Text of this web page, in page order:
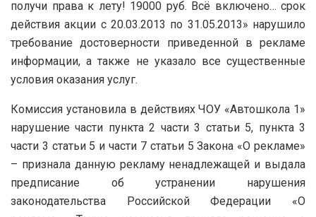
получи права к лету! 19000 руб. Всё включено… срок
действия акции с 20.03.2013 по 31.05.2013» нарушило
требование достоверности приведенной в рекламе
информации, а также не указало все существенные
условия оказания услуг.
Комиссия установила в действиях ЧОУ «Автошкола 1»
нарушение части пункта 2 части 3 статьи 5, пункта 3
части 3 статьи 5 и части 7 статьи 5 Закона «О рекламе»
– признала данную рекламу ненадлежащей и выдала
предписание об устранении нарушения
законодательства Российской Федерации «О